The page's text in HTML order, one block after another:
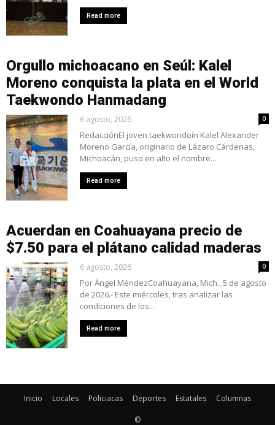
Read more
Orgullo michoacano en Seúl: Kalel
Moreno conquista la plata en el World
Taekwondo Hanmadang
6 agosto, 2026 0
RedacciónEl joven taekwondoín Kalel Alexander
Moreno García, originario de Lázaro Cárdenas,
Michoacán, puso en alto el nombre...
Read more
Acuerdan en Coahuayana precio de
$7.50 para el plátano calidad maderas
6 agosto, 2026 0
Por Ángel MéndezCoahuayana, Mich., 5 de agosto
de 2026.- Este miércoles, tras analizar las
condiciones de los...
Read more
Inicio Locales Policiacas Deportes Estatales Columnas
©